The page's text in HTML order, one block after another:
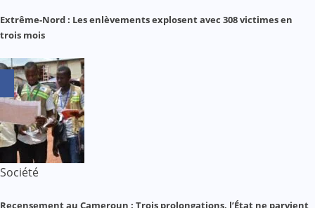
Extrême-Nord : Les enlèvements explosent avec 308 victimes en
trois mois
Société
Recensement au Cameroun : Trois prolongations, l’État ne parvient